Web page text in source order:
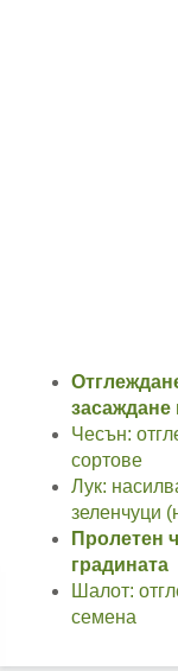
засаждане
Чесън:
сортове
Лук:
зеленчуци
Пролетен
градината
Шалот:
семена